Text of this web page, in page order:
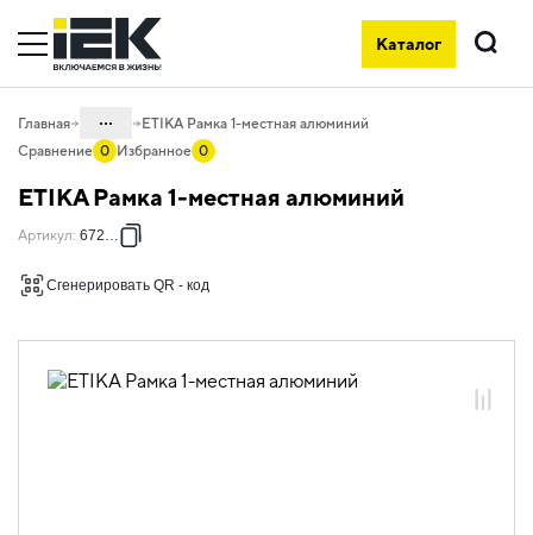
Каталог
Поиск
Главная ...
удлинители и силовые разъемы
06.01 Электроустановочные изделия
изделия скрытого монтажа ETIKA
06.01.13.12 Рамки пластиковые ETIKA
ETIKA Рамка 1-местная алюминий
Сравнение 0 Избранное 0
ETIKA Рамка 1-местная алюминий
Артикул: 672551
Сгенерировать QR - код